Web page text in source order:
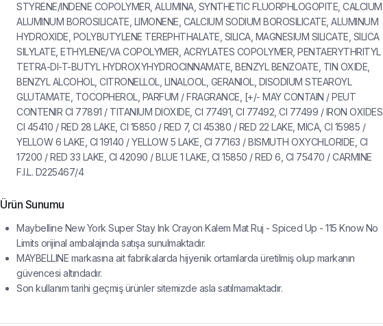
STYRENE/INDENE COPOLYMER, ALUMINA, SYNTHETIC FLUORPHLOGOPITE, CALCIUM
ALUMINUM BOROSILICATE, LIMONENE, CALCIUM SODIUM BOROSILICATE, ALUMINUM
HYDROXIDE, POLYBUTYLENE TEREPHTHALATE, SILICA, MAGNESIUM SILICATE, SILICA
SILYLATE, ETHYLENE/VA COPOLYMER, ACRYLATES COPOLYMER, PENTAERYTHRITYL
TETRA-DI-T-BUTYL HYDROXYHYDROCINNAMATE, BENZYL BENZOATE, TIN OXIDE,
BENZYL ALCOHOL, CITRONELLOL, LINALOOL, GERANIOL, DISODIUM STEAROYL
GLUTAMATE, TOCOPHEROL, PARFUM / FRAGRANCE, [+/- MAY CONTAIN / PEUT
CONTENIR CI 77891 / TITANIUM DIOXIDE, CI 77491, CI 77492, CI 77499 / IRON OXIDES,
CI 45410 / RED 28 LAKE, CI 15850 / RED 7, CI 45380 / RED 22 LAKE, MICA, CI 15985 /
YELLOW 6 LAKE, CI 19140 / YELLOW 5 LAKE, CI 77163 / BISMUTH OXYCHLORIDE, CI
17200 / RED 33 LAKE, CI 42090 / BLUE 1 LAKE, CI 15850 / RED 6, CI 75470 / CARMINE
F.I.L. D225467/4
Ürün Sunumu
Maybelline New York Super Stay Ink Crayon Kalem Mat Ruj - Spiced Up - 115 Know No
Limits orijinal ambalajında satışa sunulmaktadır.
MAYBELLINE markasına ait fabrikalarda hijyenik ortamlarda üretilmiş olup markanın
güvencesi altındadır.
Son kullanım tarihi geçmiş ürünler sitemizde asla satılmamaktadır.